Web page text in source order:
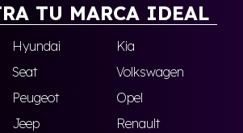
TU MARCA IDEAL
Hyundai
Kia
Seat
Volkswagen
Peugeot
Opel
Jeep
Renault